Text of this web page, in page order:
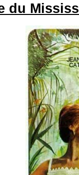
du